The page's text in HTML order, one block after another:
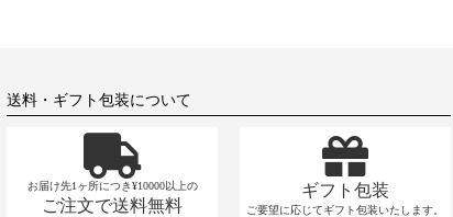
送料・ギフト包装について
お届け先1ヶ所につき¥10000以上の
ご注文で送料無料
ギフト包装
ご要望に応じてギフト包装いたします。